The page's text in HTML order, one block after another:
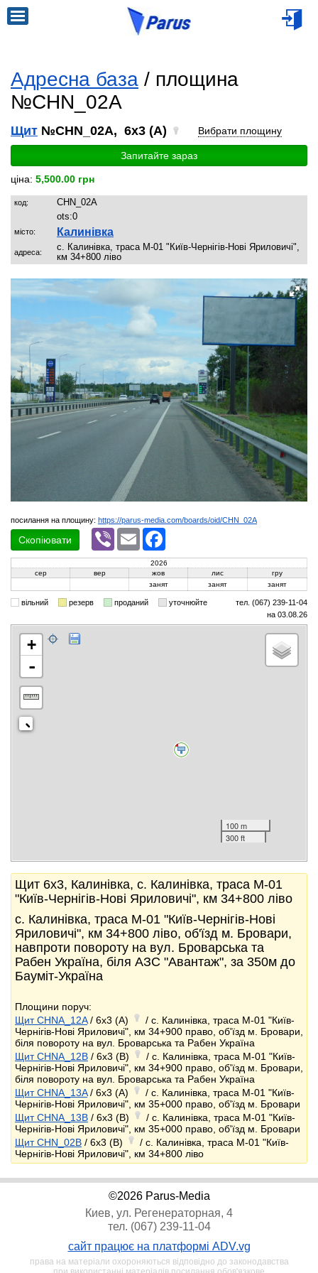
Адресна база / площина
№CHN_02A
Щит №CHN_02A, 6x3 (A) Вибрати площину
Запитайте зараз
ціна: 5,500.00 грн
код:
CHN_02A
ots:0
місто: Калинівка
адреса:
с. Калинівка, траса М-01 "Київ-Чернігів-Нові Яриловичі",
км 34+800 ліво
посилання на площину: https://parus-media.com/boards/oid/CHN_02A
Скопіювати
Viber Email
2026
сер
вер жов лис
гру
занят
занят занят
вільний резерв проданий уточнюйте
тел. (067) 239-11-04
на 03.08.26
+
-
100 m
300 ft
Щит 6x3, Калинівка, с. Калинівка, траса М-01
"Київ-Чернігів-Нові Яриловичі", км 34+800 ліво
с. Калинівка, траса М-01 "Київ-Чернігів-Нові
Яриловичі", км 34+800 ліво, об'їзд м. Бровари,
навпроти повороту на вул. Броварська та
Рабен Україна, біля АЗС "Авантаж", за 350м до
Бауміт-Україна
Площини поруч:
Щит CHNA_12A/ 6x3 (A)
/ с. Калинівка, траса М-01 "Київ-
Чернігів-Нові Яриловичі", км 34+900 право, об'їзд м. Бровари,
біля повороту на вул. Броварська та Рабен Україна
Щит CHNA_12B / 6x3 (B)
/ с. Калинівка, траса М-01 "Київ-
Чернігів-Нові Яриловичі", км 34+900 право, об'їзд м. Бровари,
біля повороту на вул. Броварська та Рабен Україна
Щит CHNA_13A/ 6x3 (A)
/ с. Калинівка, траса М-01 "Київ-
Чернігів-Нові Яриловичі", км 35+000 право, об'їзд м. Бровари
Щит CHNA_13B / 6x3 (B)
/ с. Калинівка, траса М-01 "Київ-
Чернігів-Нові Яриловичі", км 35+000 право, об'їзд м. Бровари
Щит CHN_02B / 6x3 (B)
/ с. Калинівка, траса М-01 "Київ-
Чернігів-Нові Яриловичі", км 34+800 ліво
©2026 Parus-Media
Киев, ул. Регенераторная, 4
тел. (067) 239-11-04
сайт працює на платформі ADV.vg
права на матеріали охороняються відповідно до законодавства